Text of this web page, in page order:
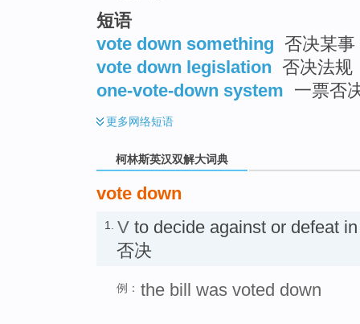
短语
vote down something 否决某事
vote down legislation 否决法规
one-vote-down system 一票否
更多网络短语
柯林斯英汉双解大词典
vote down
1. V to decide against or defeat
否决
例： the bill was voted down